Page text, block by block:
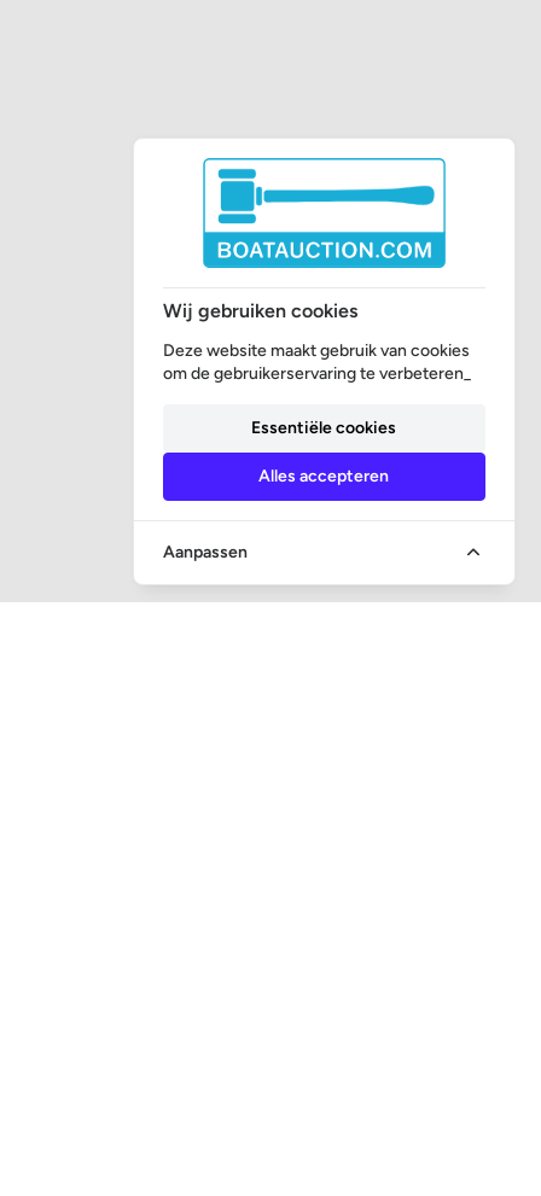
Wij gebruiken cookies
Deze website maakt gebruik van cookies
om de gebruikerservaring te verbeteren_
Essentiële cookies
Alles accepteren
Aanpassen